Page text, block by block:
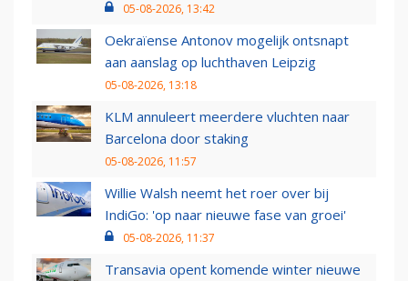
05-08-2026, 13:42
Oekraïense Antonov mogelijk ontsnapt
aan aanslag op luchthaven Leipzig
05-08-2026, 13:18
KLM annuleert meerdere vluchten naar
Barcelona door staking
05-08-2026, 11:57
Willie Walsh neemt het roer over bij
IndiGo: 'op naar nieuwe fase van groei'
05-08-2026, 11:37
Transavia opent komende winter nieuwe